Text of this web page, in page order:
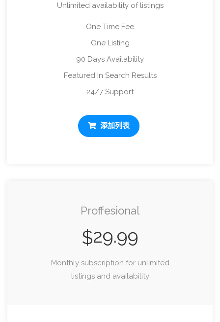
Unlimited availability of listings
One Time Fee
One Listing
90 Days Availability
Featured In Search Results
24/7 Support
添加列表
Proffesional
$29.99
Monthly subscription for unlimited
listings and availability